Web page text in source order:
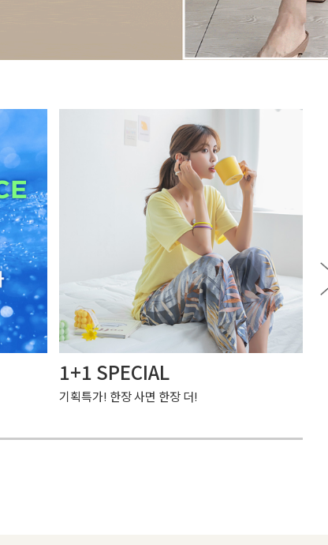
1+1 SPECIAL
기획특가! 한장 사면 한장 더!